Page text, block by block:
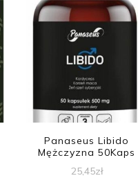
Panaseus Libido
Mężczyzna 50Kaps
25,45zł